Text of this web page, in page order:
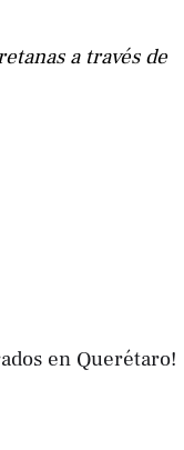
a través de
en Querétaro!